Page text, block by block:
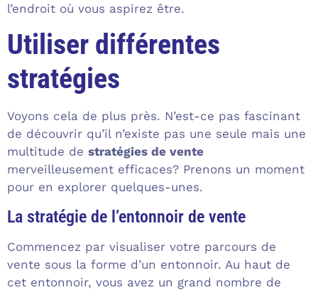
l’endroit où vous aspirez être.
Utiliser différentes
stratégies
Voyons cela de plus près. N’est-ce pas fascinant
de découvrir qu’il n’existe pas une seule mais une
multitude de stratégies de vente
merveilleusement efficaces? Prenons un moment
pour en explorer quelques-unes.
La stratégie de l’entonnoir de vente
Commencez par visualiser votre parcours de
vente sous la forme d’un entonnoir. Au haut de
cet entonnoir, vous avez un grand nombre de